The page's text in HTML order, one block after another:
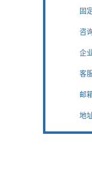
固
咨
企
客
邮
地